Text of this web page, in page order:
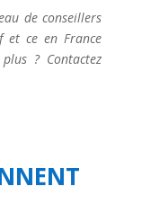
de conseillers
et ce en France
? Contactez